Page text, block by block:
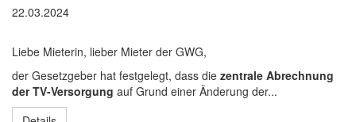
22.03.2024
Liebe Mieterin, lieber Mieter der GWG,
der Gesetzgeber hat festgelegt, dass die zentrale Abrechnung
der TV-Versorgung auf Grund einer Änderung der...